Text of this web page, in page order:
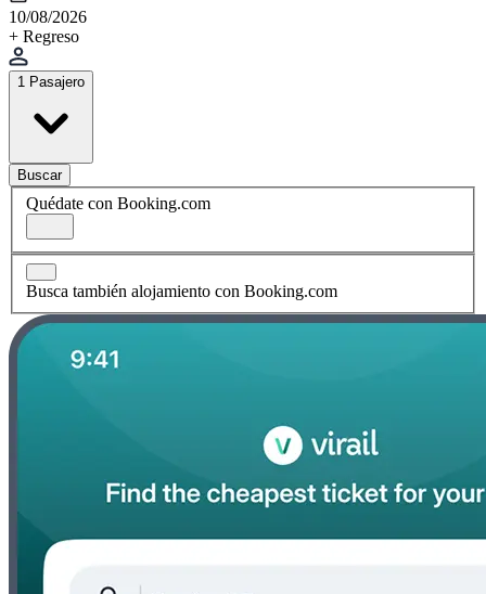
10/08/2026
+ Regreso
1 Pasajero
Buscar
Quédate con Booking.com
Busca también alojamiento con Booking.com